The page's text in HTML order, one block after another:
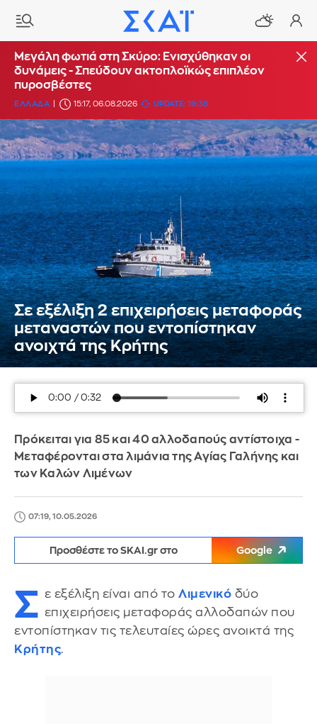
Μεγάλη φωτιά στη Σκύρο: Ενισχύθηκαν οι
δυνάμεις - Σπεύδουν ακτοπλοϊκώς επιπλέον
πυροσβέστες
ΕΛΛΑΔΑ 15:17, 06.08.2026 UPDATE: 19:38
Σε εξέλιξη 2 επιχειρήσεις μεταφοράς
μεταναστών που εντοπίστηκαν
ανοιχτά της Κρήτης
Πρόκειται για 85 και 40 αλλοδαπούς αντίστοιχα -
Μεταφέρονται στα λιμάνια της Αγίας Γαλήνης και
των Καλών Λιμένων
07:19, 10.05.2026
Προσθέστε το SKAI.gr στο Google
Σ ε εξέλιξη είναι από το Λιμενικό δύο
επιχειρήσεις μεταφοράς αλλοδαπών που
εντοπίστηκαν τις τελευταίες ώρες ανοικτά της
Κρήτης.